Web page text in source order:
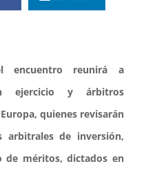
encuentro reunirá a
ejercicio y árbitros
quienes revisarán
arbitrales de inversión,
de méritos, dictados en